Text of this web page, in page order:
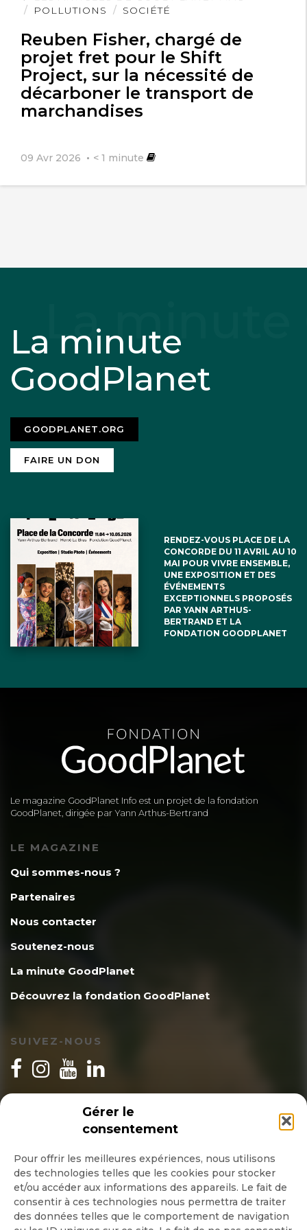
Gérer le
consentement
Pour offrir les meilleures expériences, nous utilisons
des technologies telles que les cookies pour stocker
et/ou accéder aux informations des appareils. Le fait de
consentir à ces technologies nous permettra de traiter
des données telles que le comportement de navigation
POLLUTIONS
SOCIÉTÉ
Reuben Fisher, chargé de
projet fret pour le Shift
Project, sur la nécessité de
décarboner le transport de
marchandises
09 Avr 2026 < 1 minute
La minute
GoodPlanet
GOODPLANET.ORG
FAIRE UN DON
RENDEZ-VOUS PLACE DE LA
CONCORDE DU 11 AVRIL AU 10
MAI POUR VIVRE ENSEMBLE,
UNE EXPOSITION ET DES
ÉVÉNEMENTS
EXCEPTIONNELS PROPOSÉS
PAR YANN ARTHUS-
BERTRAND ET LA
FONDATION GOODPLANET
Le magazine GoodPlanet Info est un projet de la fondation
GoodPlanet, dirigée par Yann Arthus-Bertrand
LE MAGAZINE
Qui sommes-nous ?
Partenaires
Nous contacter
Soutenez-nous
La minute GoodPlanet
Découvrez la fondation GoodPlanet
SUIVEZ-NOUS
INSCRIPTION NEWSLETTER
Quotidienne
Hebdo